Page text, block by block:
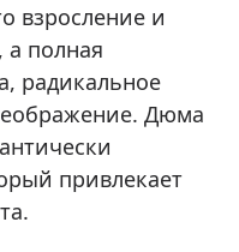
взросление и
а полная
радикальное
Дюма
привлекает